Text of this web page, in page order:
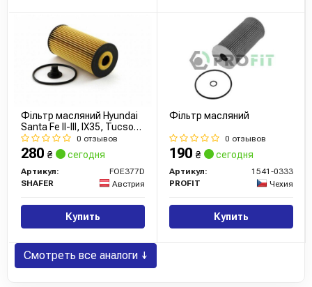
Фільтр масляний Hyundai
Santa Fe II-III, IX35, Tucson,
Sorento II-II, Sportage 2.0D-
2.2D (09-)
0 отзывов
280 ₴ сегодня
Артикул:
FOE377D
SHAFER
Австрия
Купить
Фільтр масляний
0 отзывов
190 ₴ сегодня
Артикул:
1541-0333
PROFIT
Чехия
Купить
Смотреть все аналоги ↓